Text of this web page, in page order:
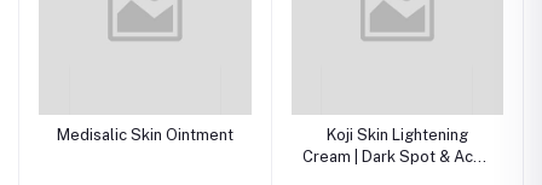
Medisalic Skin Ointment
Koji Skin Lightening
Cream | Dark Spot & Acne